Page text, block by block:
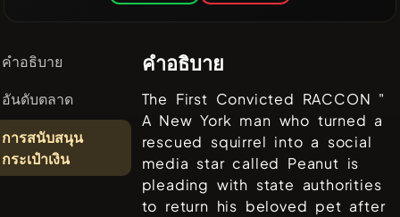
คำอธิบาย
อันดับตลาด
การสนับสนุน
กระเป๋าเงิน
คำอธิบาย
The First Convicted RACCON "
A New York man who turned a
rescued squirrel into a social
media star called Peanut is
pleading with state authorities
to return his beloved pet after